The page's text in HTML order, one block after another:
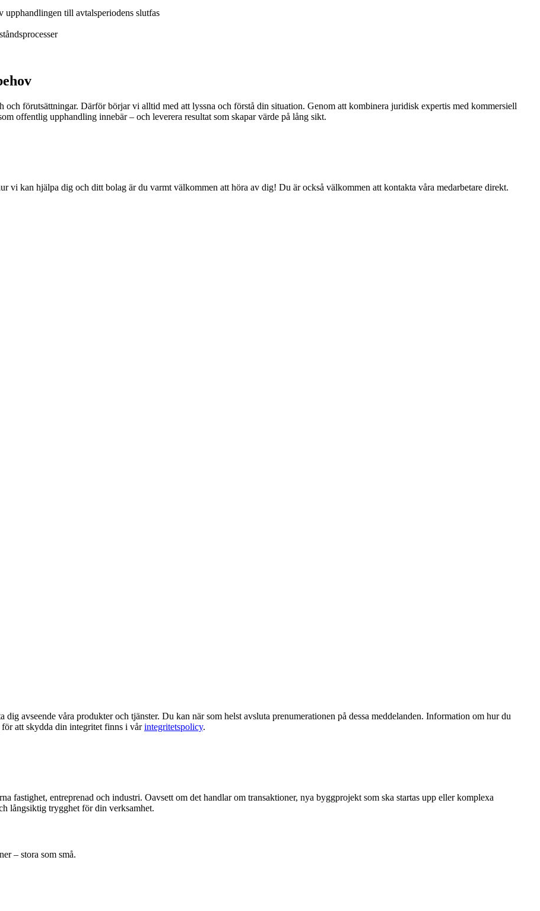
upphandlingen till avtalsperiodens slutfas
förutsättningar. Därför börjar vi alltid med att lyssna och förstå din situation. Genom att kombinera juridisk expertis med kommersiell
offentlig upphandling innebär – och leverera resultat som skapar värde på lång sikt.
vi kan hjälpa dig och ditt bolag är du varmt välkommen att höra av dig! Du är också välkommen att kontakta våra medarbetare direkt.
avseende våra produkter och tjänster. Du kan när som helst avsluta prenumerationen på dessa meddelanden. Information om hur du
för att skydda din integritet finns i vårintegritetspolicy.
fastighet, entreprenad och industri. Oavsett om det handlar om transaktioner, nya byggprojekt som ska startas upp eller komplexa
långsiktig trygghet för din verksamhet.
– stora som små.